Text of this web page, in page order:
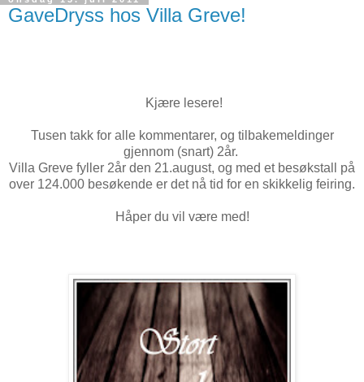
GaveDryss hos Villa Greve!
Kjære lesere!
Tusen takk for alle kommentarer, og tilbakemeldinger
gjennom (snart) 2år.
Villa Greve fyller 2år den 21.august, og med et besøkstall på
over 124.000 besøkende er det nå tid for en skikkelig feiring.
Håper du vil være med!